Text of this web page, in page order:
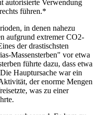
autorisierte Verwendung
führen.*
in denen nahezu
aufgrund extremerCO2-
derdrastischsten
Massensterben" vor etwa
führte dazu, dass etwa
Hauptursache warein
, derenorme Mengen
was zu einer